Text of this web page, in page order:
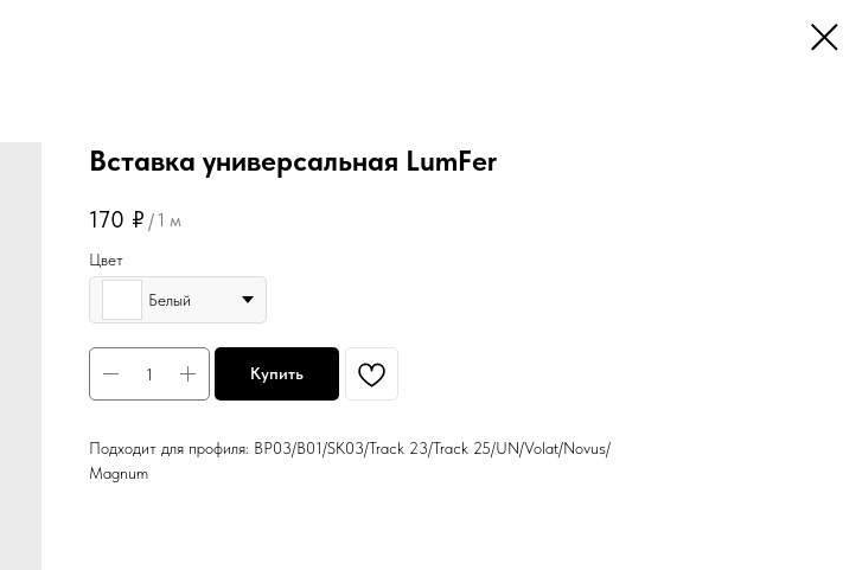
Вставка универсальная LumFer
170 ₽ / 1 м
Цвет
Белый
Купить
Подходит для профиля: BP03/B01/SK03/Track 23/Track 25/UN/Volat/Novus/
Magnum